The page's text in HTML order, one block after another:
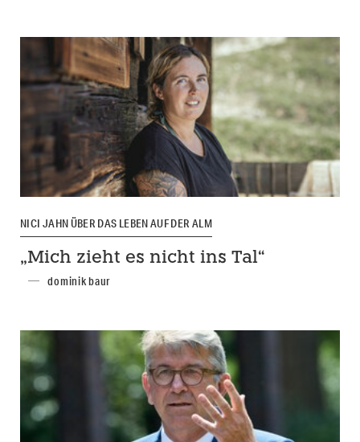
NICI JAHN ÜBER DAS LEBEN AUF DER ALM
„Mich zieht es nicht ins Tal“
dominik baur